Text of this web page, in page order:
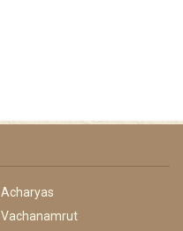
Acharyas
Vachanamrut